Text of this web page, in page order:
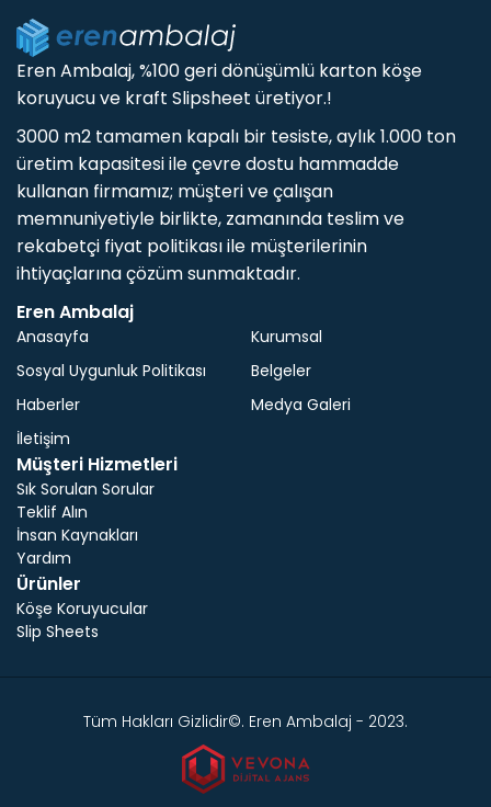
Eren Ambalaj, %100 geri dönüşümlü karton köşe
koruyucu ve kraft Slipsheet üretiyor.!
3000 m2 tamamen kapalı bir tesiste, aylık 1.000 ton
üretim kapasitesi ile çevre dostu hammadde
kullanan firmamız; müşteri ve çalışan
memnuniyetiyle birlikte, zamanında teslim ve
rekabetçi fiyat politikası ile müşterilerinin
ihtiyaçlarına çözüm sunmaktadır.
Eren Ambalaj
Anasayfa
Kurumsal
Sosyal Uygunluk Politikası
Belgeler
Haberler
Medya Galeri
İletişim
Müşteri Hizmetleri
Sık Sorulan Sorular
Teklif Alın
İnsan Kaynakları
Yardım
Ürünler
Köşe Koruyucular
Slip Sheets
Tüm Hakları Gizlidir©. Eren Ambalaj - 2023.